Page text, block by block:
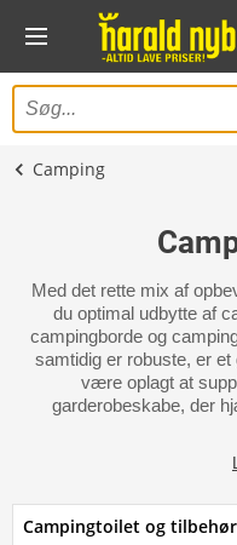
Camping
Med det rette mix af
du optimal udbytte af
campingborde og
samtidig er robuste, er
være oplagt at
garderobeskabe, der
Campingtoilet og tilbehør